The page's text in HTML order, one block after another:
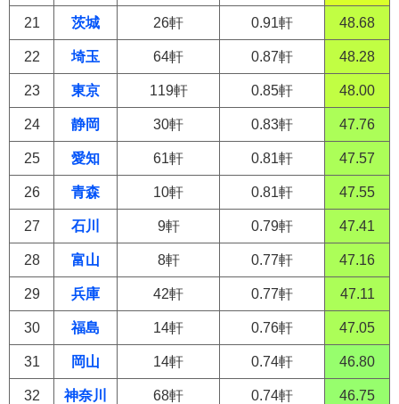
21 茨城 26軒 0.91軒 48.68
22 埼玉 64軒 0.87軒 48.28
23 東京 119軒 0.85軒 48.00
24 静岡 30軒 0.83軒 47.76
25 愛知 61軒 0.81軒 47.57
26 青森 10軒 0.81軒 47.55
27 石川 9軒 0.79軒 47.41
28 富山 8軒 0.77軒 47.16
29 兵庫 42軒 0.77軒 47.11
30 福島 14軒 0.76軒 47.05
31 岡山 14軒 0.74軒 46.80
32 神奈川 68軒 0.74軒 46.75